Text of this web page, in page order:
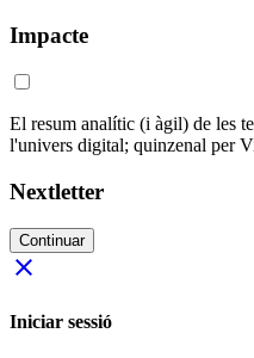
Impacte
El resum analític (i àgil) de les
l'univers digital; quinzenal per
Nextletter
Continuar
close
Iniciar sessió